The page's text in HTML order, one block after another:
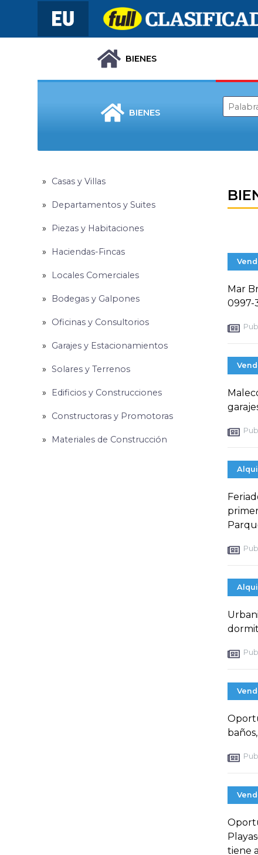
BIENES
BIENES
Casas y Villas
Departamentos y Suites
Piezas y Habitaciones
Haciendas-Fincas
Locales Comerciales
Bodegas y Galpones
Oficinas y Consultorios
Garajes y Estacionamientos
Solares y Terrenos
Edificios y Construcciones
Constructoras y Promotoras
Materiales de Construcción
Mar
0997-
tiene